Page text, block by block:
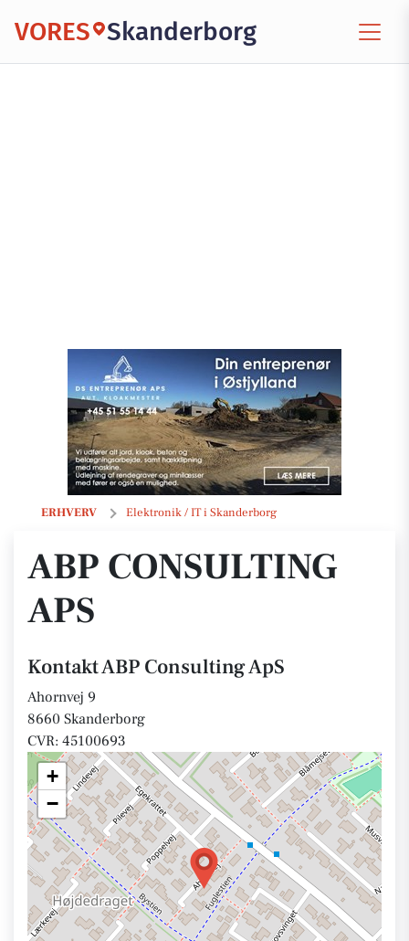
VORES Skanderborg
ERHVERV Elektronik / IT i Skanderborg
ABP Consulting ApS
ABP CONSULTING
APS
Kontakt ABP Consulting ApS
Ahornvej 9
8660 Skanderborg
CVR: 45100693
+
−